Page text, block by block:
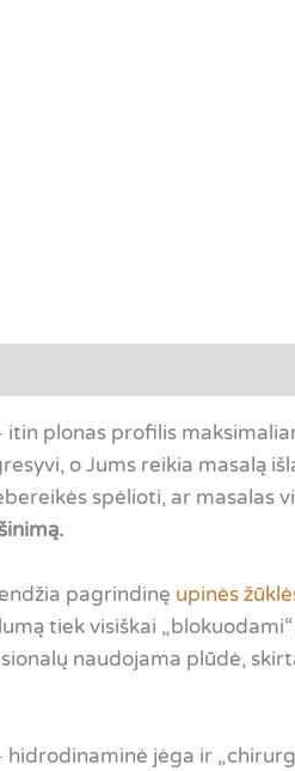
plonas profilis
o Jums reikia masalą
spėlioti, ar masalas
pagrindinę upinės
tiek visiškai
naudojama plūdė,
jėga ir